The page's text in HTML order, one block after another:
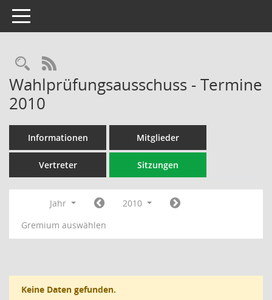
Toggle navigation
Rechercheauswahl
RSS-Feed
Wahlprüfungsausschuss - Termine
2010
Informationen Mitglieder
Vertreter Sitzungen
Jahr
2010
Gremium auswählen
Keine Daten gefunden.